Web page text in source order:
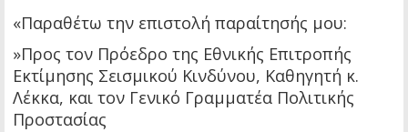
«Παραθέτω την επιστολή παραίτησής μου:
»Προς τον Πρόεδρο της Εθνικής Επιτροπής
Εκτίμησης Σεισμικού Κινδύνου, Καθηγητή κ.
Λέκκα, και τον Γενικό Γραμματέα Πολιτικής
Προστασίας